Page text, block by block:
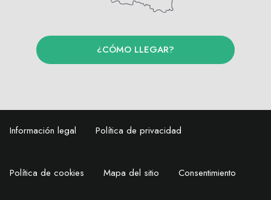
¿CÓMO LLEGAR?
Información legal Política de privacidad
Política de cookies Mapa del sitio Consentimiento